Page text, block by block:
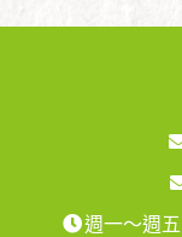
週一～週